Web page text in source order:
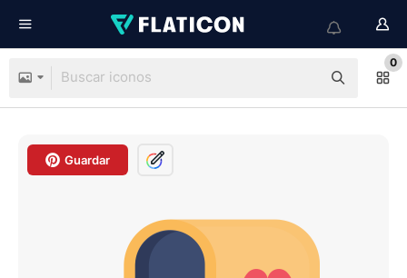
0
Guardar